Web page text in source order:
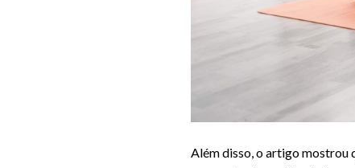
Além disso, o artigo mostrou